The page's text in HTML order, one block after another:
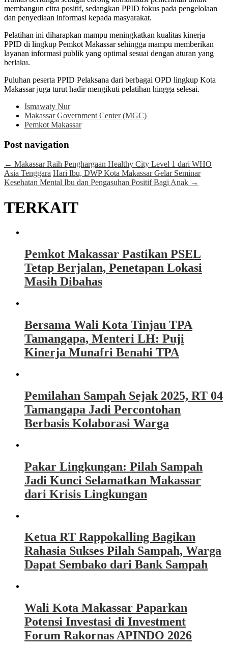
membangun citra positif, sedangkan PPID fokus pada pengelolaan
dan penyediaan informasi kepada masyarakat.
Pelatihan ini diharapkan mampu meningkatkan kualitas kinerja
PPID di lingkup Pemkot Makassar sehingga mampu memberikan
layanan informasi publik yang optimal sesuai dengan aturan yang
berlaku.
Puluhan peserta PPID Pelaksana dari berbagai OPD lingkup Kota
Makassar juga turut hadir mengikuti pelatihan hingga selesai.
Ismawaty Nur
Makassar Government Center (MGC)
Pemkot Makassar
Post navigation
← Makassar Raih Penghargaan Healthy City Level 1 dari WHO
Asia Tenggara Hari Ibu, DWP Kota Makassar Gelar Seminar
Kesehatan Mental Ibu dan Pengasuhan Positif Bagi Anak →
TERKAIT
Pemkot Makassar Pastikan PSEL
Tetap Berjalan, Penetapan Lokasi
Masih Dibahas
Bersama Wali Kota Tinjau TPA
Tamangapa, Menteri LH: Puji
Kinerja Munafri Benahi TPA
Pemilahan Sampah Sejak 2025, RT 04
Tamangapa Jadi Percontohan
Berbasis Kolaborasi Warga
Pakar Lingkungan: Pilah Sampah
Jadi Kunci Selamatkan Makassar
dari Krisis Lingkungan
Ketua RT Rappokalling Bagikan
Rahasia Sukses Pilah Sampah, Warga
Dapat Sembako dari Bank Sampah
Wali Kota Makassar Paparkan
Potensi Investasi di Investment
Forum Rakornas APINDO 2026